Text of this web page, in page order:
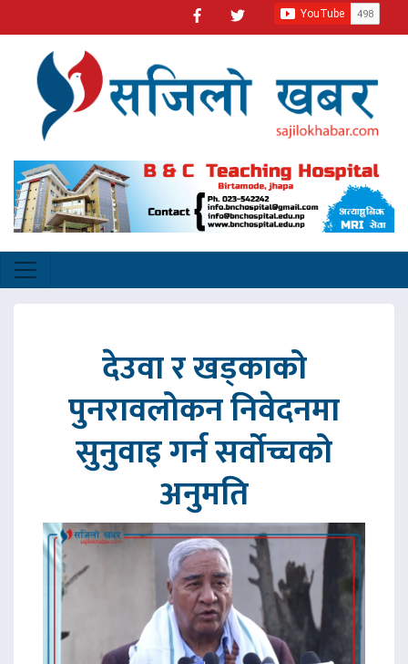
देउवा र खड्काको
पुनरावलोकन निवेदनमा
सुनुवाइ गर्न सर्वोच्चको
अनुमति